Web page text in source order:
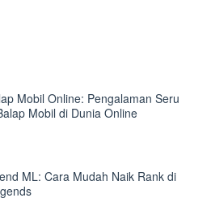
Mobil Online: Pengalaman Seru
Mobil di Dunia Online
ML: Cara Mudah Naik Rank di